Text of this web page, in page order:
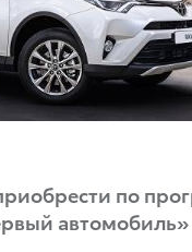
по
автомобиль»